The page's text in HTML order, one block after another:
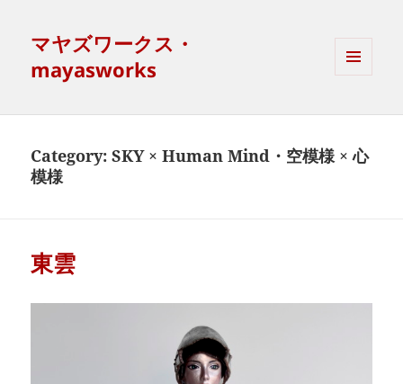
マヤズワークス・
mayasworks
WIDGETS
Category:SKY × Human Mind・空模様 × 心
模様
東雲